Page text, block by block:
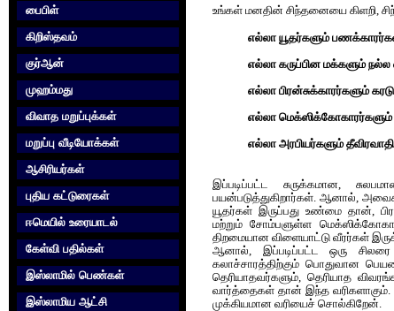
பைபிள்
கிறிஸ்தவம்
குர்‍ஆன்
முஹம்மது
விவாத மறுப்புக்கள்
மறுப்பு வீடியோக்கள்
ஆசிரியர்கள்
புதிய கட்டுரைகள்
ஈமெயில் உரையாடல்
கேள்வி பதில்கள்
இஸ்லாமில் பெண்கள்
இஸ்லாமிய ஆட்சி
உங்கள் மனதின் சிந்தனையை கிளறி,
எல்லா யூதர்களும்
எல்லா கருப்பின மக்களும்
எல்லா பிரன்சுக்காரர்களும்
எல்லா
எல்லா அரபியர்களும்
இப்படிப்பட்ட சுருக்கமான,
பயன்படுத்துகிறார்கள். ஆனால்,
யூதர்கள் இருப்பது உண்மை தான்,
மற்றும் சோம்பளுள்ள
திறமையான விளையாட்டு வீரர்கள்
ஆனால், இப்படிப்பட்ட ஒரு
கலாச்சாரத்திற்கும் பொதுவான
தெரியாதவர்களும், தெரியாத
வார்த்தைக‌ள் தான் இந்த‌
முக்கிய‌மான‌ வ‌ரியைச் சொல்கிறேன்.